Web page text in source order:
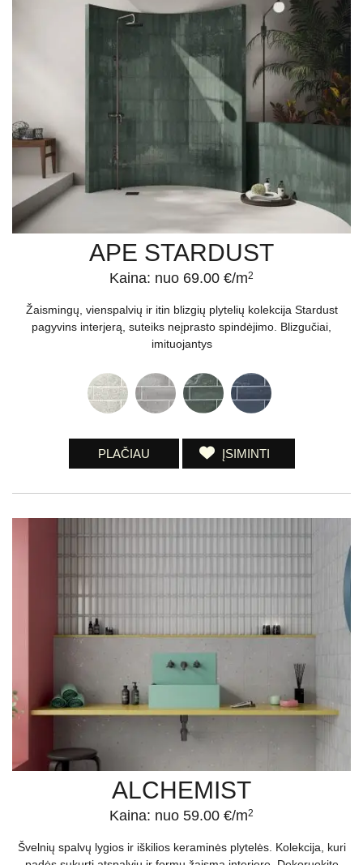
APE STARDUST
Kaina: nuo 69.00 €/m2
Žaismingų, vienspalvių ir itin blizgių plytelių kolekcija Stardust
pagyvins interjerą, suteiks neįprasto spindėjimo. Blizgučiai,
imituojantys
PLAČIAU ĮSIMINTI
ALCHEMIST
Kaina: nuo 59.00 €/m2
Švelnių spalvų lygios ir iškilios keraminės plytelės. Kolekcija, kuri